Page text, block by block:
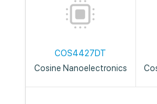
COS4427DT
Cosine Nanoelectronics